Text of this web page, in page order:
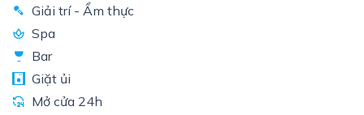
Giải trí - Ẩm thực
Spa
Bar
Giặt ủi
Mở cửa 24h